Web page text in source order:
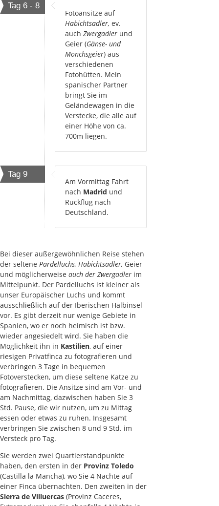
Tag 6 - 8
Fotoansitze auf
Habichtsadler, ev.
auch Zwergadler und
Geier (Gänse- und
Mönchsgeier) aus
verschiedenen
Fotohütten. Mein
spanischer Partner
bringt Sie im
Geländewagen in die
Verstecke, die alle auf
einer Höhe von ca.
700m liegen.
Tag 9
Am Vormittag Fahrt
nach Madrid und
Rückflug nach
Deutschland.
Bei dieser außergewöhnlichen Reise stehen
der seltene Pardelluchs, Habichtsadler, Geier
und möglicherweise auch der Zwergadler im
Mittelpunkt. Der Pardelluchs ist kleiner als
unser Europäischer Luchs und kommt
ausschließlich auf der Iberischen Halbinsel
vor. Es gibt derzeit nur wenige Gebiete in
Spanien, wo er noch heimisch ist bzw.
wieder angesiedelt wird. Sie haben die
Möglichkeit ihn in Kastilien, auf einer
riesigen Privatfinca zu fotografieren und
verbringen 3 Tage in bequemen
Fotoverstecken, um diese seltene Katze zu
fotografieren. Die Ansitze sind am Vor- und
am Nachmittag, dazwischen haben Sie 3
Std. Pause, die wir nutzen, um zu Mittag
essen oder etwas zu ruhen. Insgesamt
verbringen Sie zwischen 8 und 9 Std. im
Versteck pro Tag.
Sie werden zwei Quartierstandpunkte
haben, den ersten in der Provinz Toledo
(Castilla la Mancha), wo Sie 4 Nächte auf
einer Finca übernachten. Den zweiten in der
Sierra de Villuercas (Provinz Caceres,